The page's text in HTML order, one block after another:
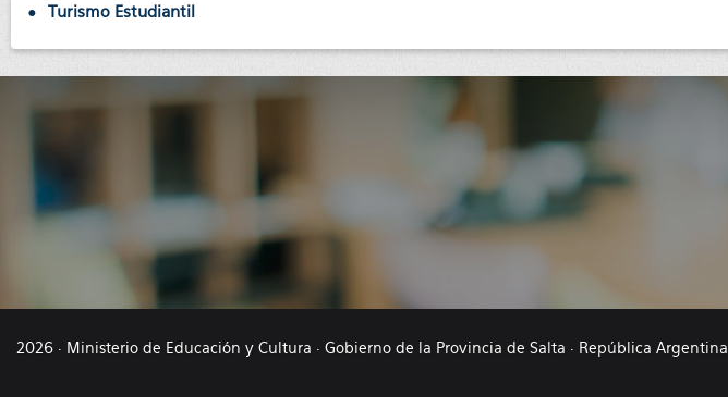
Turismo Estudiantil
2026 · Ministerio de Educación y Cultura · Gobierno de la Provincia de Salta · República Argentina